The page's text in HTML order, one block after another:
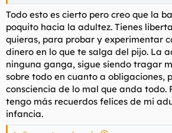
Claro que la infancia es la mejor época
mayoría de la gente. Quien haya tenido
condiciones, debe ser rematadamente
que lo que vino después es mejor.
Todo esto es cierto pero creo que la
poquito hacia la adultez. Tienes
quieras, para probar y experimentar
dinero en lo que te salga del pijo. La
ninguna ganga, sigue siendo tragar
sobre todo en cuanto a obligaciones,
consciencia de lo mal que anda todo.
tengo más recuerdos felices de mi
infancia.